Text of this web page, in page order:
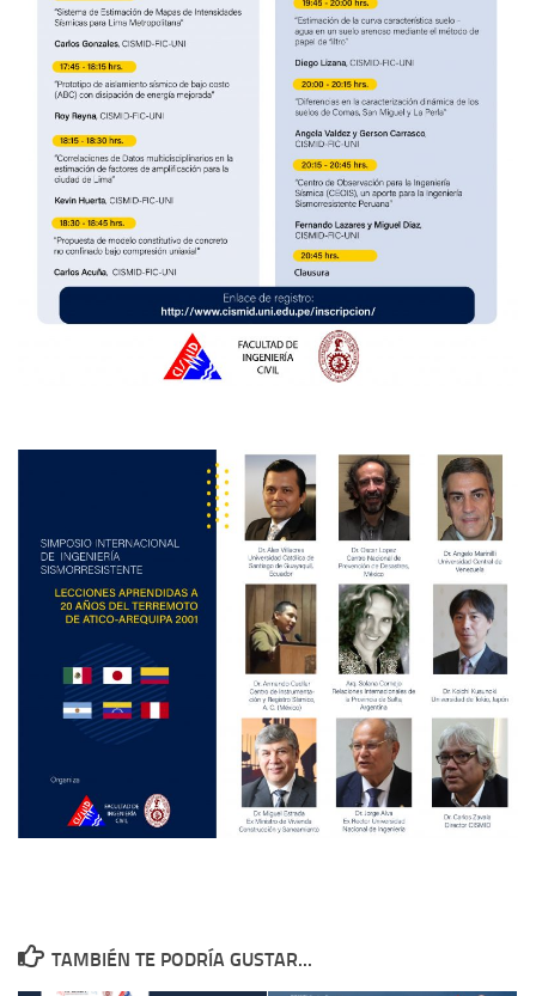
TAMBIÉN TE PODRÍA GUSTAR...